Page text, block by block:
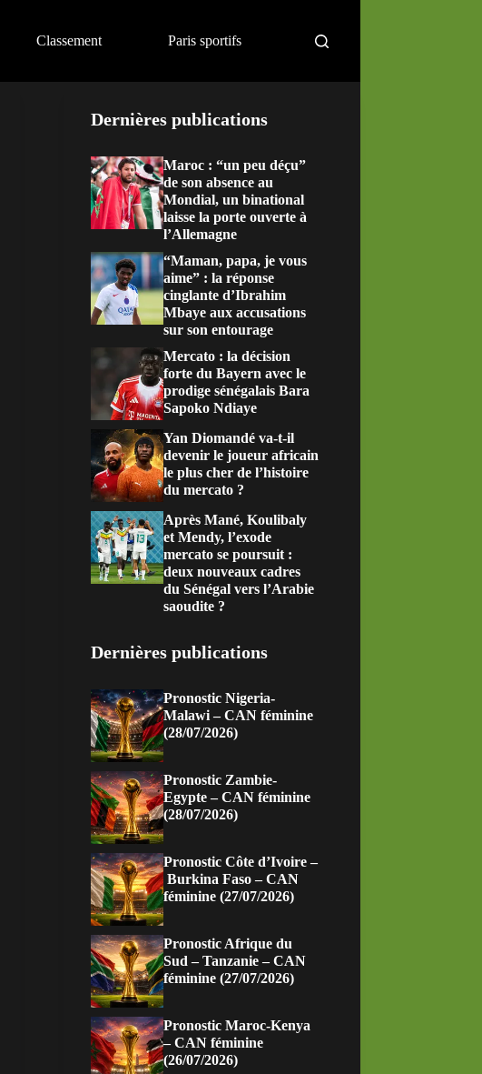
Classement Paris sportifs
Dernières publications
Maroc : “un peu déçu”
de son absence au
Mondial, un binational
laisse la porte ouverte à
l’Allemagne
“Maman, papa, je vous
aime” : la réponse
cinglante d’Ibrahim
Mbaye aux accusations
sur son entourage
Mercato : la décision
forte du Bayern avec le
prodige sénégalais Bara
Sapoko Ndiaye
Yan Diomandé va-t-il
devenir le joueur africain
le plus cher de l’histoire
du mercato ?
Après Mané, Koulibaly
et Mendy, l’exode
mercato se poursuit :
deux nouveaux cadres
du Sénégal vers l’Arabie
saoudite ?
Dernières publications
Pronostic Nigeria-
Malawi – CAN féminine
(28/07/2026)
Pronostic Zambie-
Egypte – CAN féminine
(28/07/2026)
Pronostic Côte d’Ivoire –
Burkina Faso – CAN
féminine (27/07/2026)
Pronostic Afrique du
Sud – Tanzanie – CAN
féminine (27/07/2026)
Pronostic Maroc-Kenya
– CAN féminine
(26/07/2026)